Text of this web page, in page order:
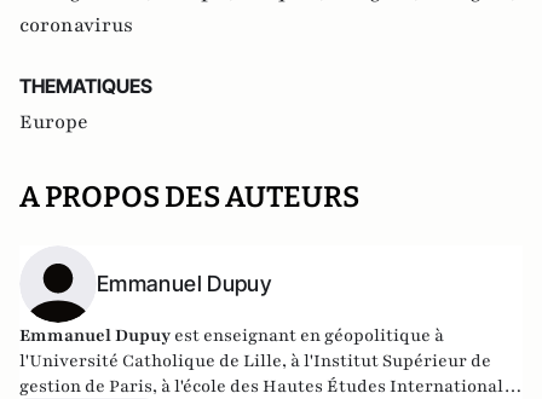
coronavirus
THEMATIQUES
Europe
A PROPOS DES AUTEURS
Emmanuel Dupuy
Emmanuel Dupuy est enseignant en géopolitique à
l'Université Catholique de Lille, à l'Institut Supérieur de
gestion de Paris, à l'école des Hautes Études Internationales